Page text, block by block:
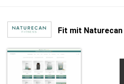
Fit mit Naturecan